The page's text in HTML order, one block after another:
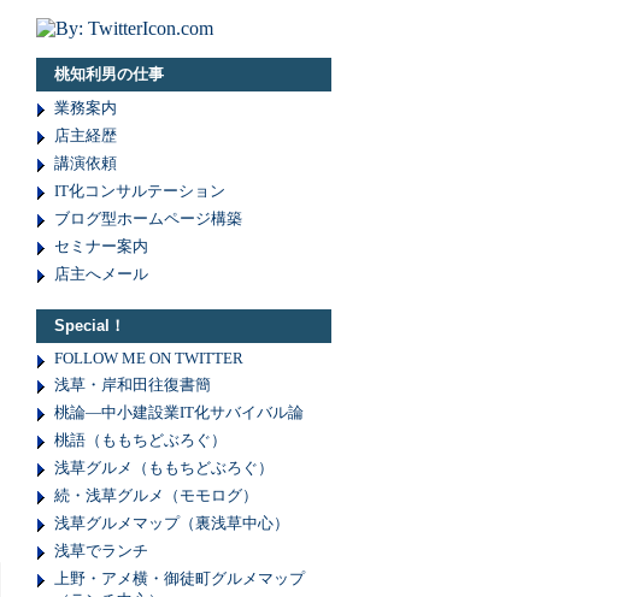
桃知利男の仕事
業務案内
店主経歴
講演依頼
IT化コンサルテーション
ブログ型ホームページ構築
セミナー案内
店主へメール
Special！
FOLLOW ME ON TWITTER
浅草・岸和田往復書簡
桃論―中小建設業IT化サバイバル論
桃語（ももちどぶろぐ）
浅草グルメ（ももちどぶろぐ）
続・浅草グルメ（モモログ）
浅草グルメマップ（裏浅草中心）
浅草でランチ
上野・アメ横・御徒町グルメマップ